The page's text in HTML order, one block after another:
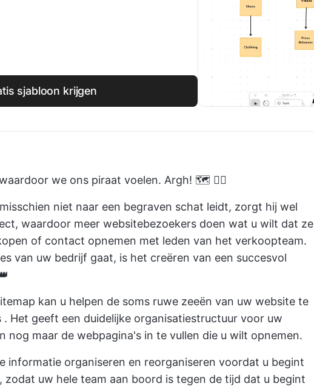
sjabloon krijgen
we ons piraat voelen. Argh! 🗺️ 🏴‍☠️
niet naar een begraven schat leidt, zorgt hij wel
waardoor meer websitebezoekers doen wat u wilt dat ze
of contact opnemen met leden van het verkoopteam.
van uw bedrijf gaat, is het creëren van een succesvol
kan u helpen de soms ruwe zeeën van uw website te
. Het geeft een duidelijke organisatiestructuur voor uw
nog maar de webpagina's in te vullen die u wilt opnemen.
informatie organiseren en reorganiseren voordat u begint
uw hele team aan boord is tegen de tijd dat u begint